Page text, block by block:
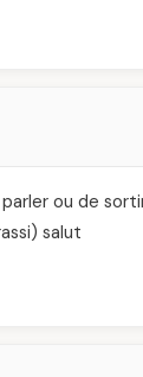
ou de
salut